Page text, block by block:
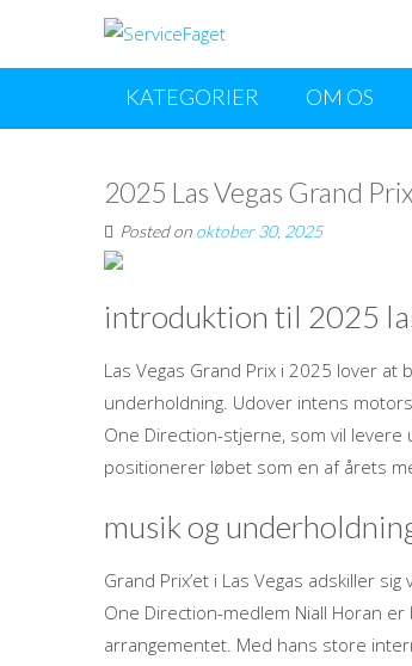
KATEGORIER OM OS
2025 Las Vegas Grand
Posted on oktober 30, 2025
introduktion til 2025
Las Vegas Grand Prix i 2025 lover
underholdning. Udover intens
One Direction-stjerne, som vil
positionerer løbet som en af årets
musik og
Grand Prix’et i Las Vegas adskiller
One Direction-medlem Niall Horan
arrangementet. Med hans store